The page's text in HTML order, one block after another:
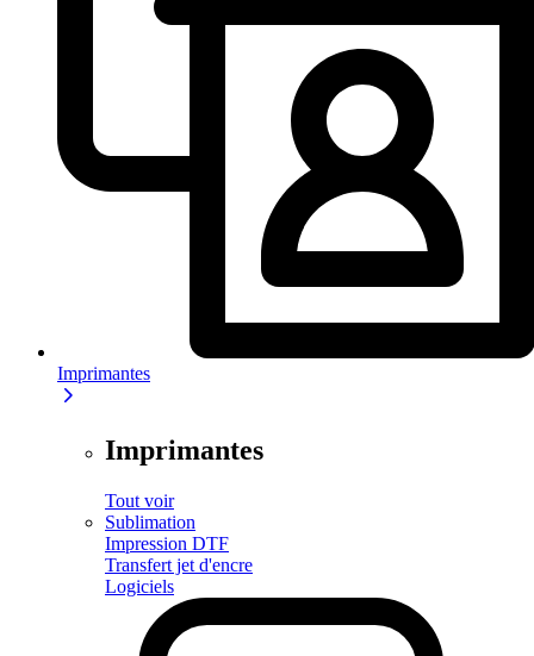
Imprimantes
Imprimantes
Tout voir
Sublimation
Impression DTF
Transfert jet d'encre
Logiciels